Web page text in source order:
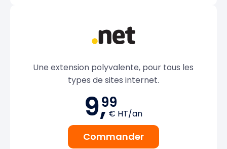
Une extension polyvalente, pour tous les
types de sites internet.
9,99
€ HT/an
Commander